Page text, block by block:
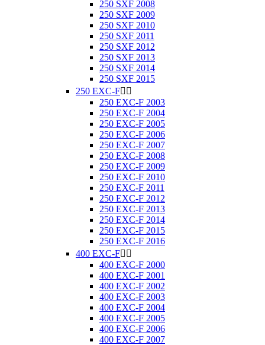
250 SXF 2008
250 SXF 2009
250 SXF 2010
250 SXF 2011
250 SXF 2012
250 SXF 2013
250 SXF 2014
250 SXF 2015
250 EXC-F 
250 EXC-F 2003
250 EXC-F 2004
250 EXC-F 2005
250 EXC-F 2006
250 EXC-F 2007
250 EXC-F 2008
250 EXC-F 2009
250 EXC-F 2010
250 EXC-F 2011
250 EXC-F 2012
250 EXC-F 2013
250 EXC-F 2014
250 EXC-F 2015
250 EXC-F 2016
400 EXC-F 
400 EXC-F 2000
400 EXC-F 2001
400 EXC-F 2002
400 EXC-F 2003
400 EXC-F 2004
400 EXC-F 2005
400 EXC-F 2006
400 EXC-F 2007